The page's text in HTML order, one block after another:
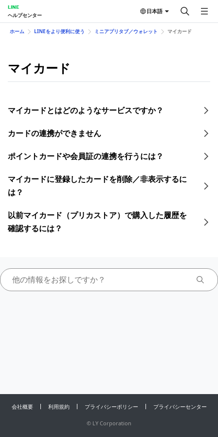
LINE
ヘルプセンター
日本語
ホーム LINEをより便利に使う ミニアプリタブ／ウォレット マイカード
マイカード
マイカードとはどのようなサービスですか？
カードの連携ができません
ポイントカードや会員証の連携を行うには？
マイカードに登録したカードを削除／非表示するに
は？
以前マイカード（プリカストア）で購入した履歴を
確認するには？
会社概要 利用規約 プライバシーポリシー プライバシーセンター
© LY Corporation